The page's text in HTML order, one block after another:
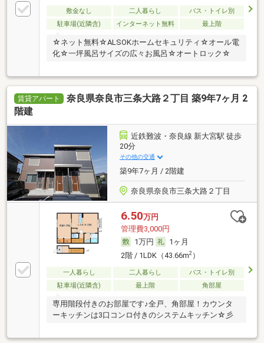
敷金なし 二人暮らし
バス・トイレ別
駐車場(近隣含)
インターネット無料 最上階
☆ネット無料☆ALSOKホームセキュリティ☆オール電
化☆一坪風呂サイズの広々お風呂☆オートロック☆
賃貸アパート
奈良県奈良市三条大路２丁目 築9年7ヶ月 2
階建
近鉄難波・奈良線 新大宮駅 徒歩
20分
その他の交通
築9年7ヶ月 / 2階建
奈良県奈良市三条大路２丁目
6.50万円
管理費3,000円
1万円
1ヶ月
2階 / 1LDK（43.66m2）
一人暮らし 二人暮らし
バス・トイレ別
駐車場(近隣含)
最上階 角部屋
専用階段付きのお部屋です♪全戸、角部屋！カウンタ
ーキッチンは3口コンロ付きのシステムキッチン☆彡